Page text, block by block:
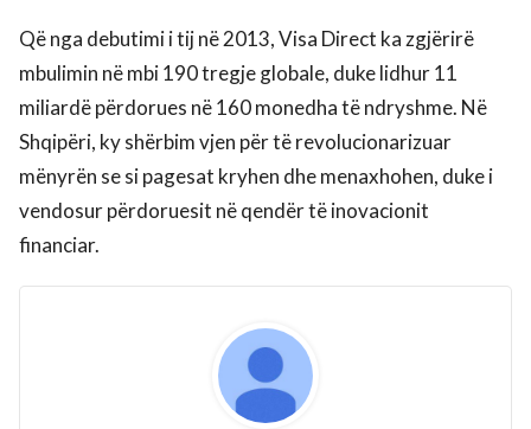
Që nga debutimi i tij në 2013, Visa Direct ka zgjërirë
mbulimin në mbi 190 tregje globale, duke lidhur 11
miliardë përdorues në 160 monedha të ndryshme. Në
Shqipëri, ky shërbim vjen për të revolucionarizuar
mënyrën se si pagesat kryhen dhe menaxhohen, duke i
vendosur përdoruesit në qendër të inovacionit
financiar.